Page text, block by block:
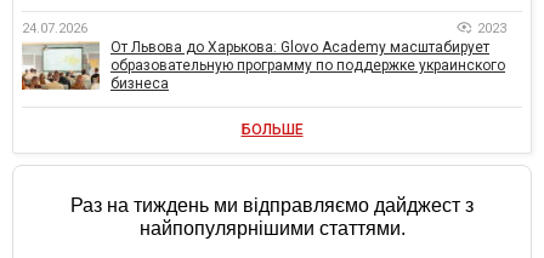
24.07.2026 2023
От Львова до Харькова: Glovo Academy масштабирует
образовательную программу по поддержке украинского
бизнеса
БОЛЬШЕ
Раз на тиждень ми відправляємо дайджест з
найпопулярнішими статтями.